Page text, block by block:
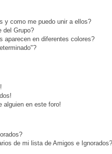
y como me puedo unir a ellos?
del Grupo?
aparecen en diferentes colores?
alguien en este foro!
de mi lista de Amigos e Ignorados?